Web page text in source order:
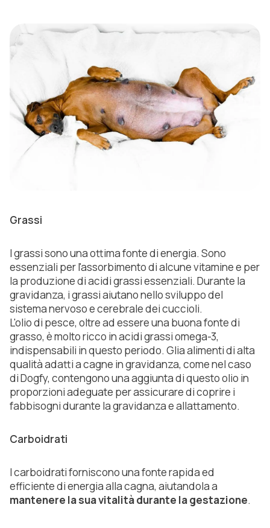
Grassi
I grassi sono una ottima fonte di energia. Sono
essenziali per l'assorbimento di alcune vitamine e per
la produzione di acidi grassi essenziali. Durante la
gravidanza, i grassi aiutano nello sviluppo del
sistema nervoso e cerebrale dei cuccioli.
L'olio di pesce, oltre ad essere una buona fonte di
grasso, è molto ricco in acidi grassi omega-3,
indispensabili in questo periodo. Glia alimenti di alta
qualità adatti a cagne in gravidanza, come nel caso
di Dogfy, contengono una aggiunta di questo olio in
proporzioni adeguate per assicurare di coprire i
fabbisogni durante la gravidanza e allattamento.
Carboidrati
I carboidrati forniscono una fonte rapida ed
efficiente di energia alla cagna, aiutandola a
mantenere la sua vitalità durante la gestazione.